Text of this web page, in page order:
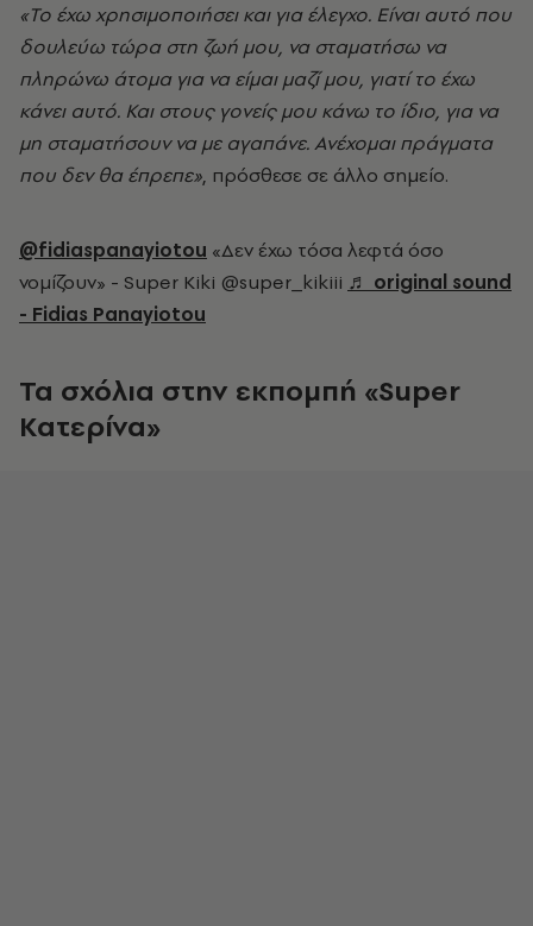
«Το έχω χρησιμοποιήσει και για έλεγχο. Είναι αυτό που
δουλεύω τώρα στη ζωή μου, να σταματήσω να
πληρώνω άτομα για να είμαι μαζί μου, γιατί το έχω
κάνει αυτό. Και στους γονείς μου κάνω το ίδιο, για να
μη σταματήσουν να με αγαπάνε. Ανέχομαι πράγματα
που δεν θα έπρεπε», πρόσθεσε σε άλλο σημείο.
@fidiaspanayiotou «Δεν έχω τόσα λεφτά όσο
νομίζουν» - Super Kiki @super_kikiii ♬ original sound
- Fidias Panayiotou
Τα σχόλια στην εκπομπή «Super
Κατερίνα»